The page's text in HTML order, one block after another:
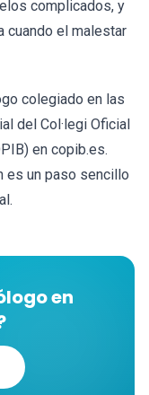
complicados, y
cuando el malestar
colegiado en las
del Col·legi Oficial
en copib.es.
es un paso sencillo
en